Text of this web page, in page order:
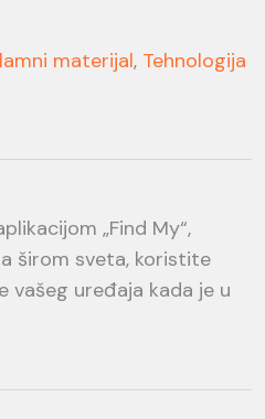
materijal, Tehnologija
„Find My“,
širom sveta, koristite
vašeg uređaja kada je u